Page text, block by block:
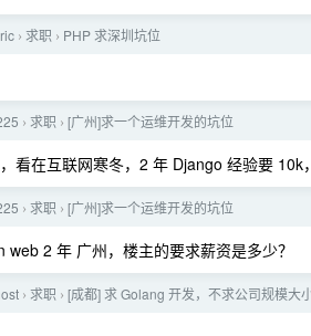
› 求职 › PHP 求深圳坑位
› 求职 › [广州]求一个运维开发的坑位
看在互联网寒冬，2 年 Django 经验要
› 求职 › [广州]求一个运维开发的坑位
web 2 年 广州，楼主的要求薪资是多少？
› 求职 › [成都] 求 Golang 开发，不求公司规模大